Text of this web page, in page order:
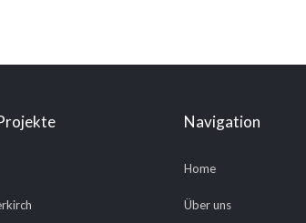
Navigation
Home
Über uns